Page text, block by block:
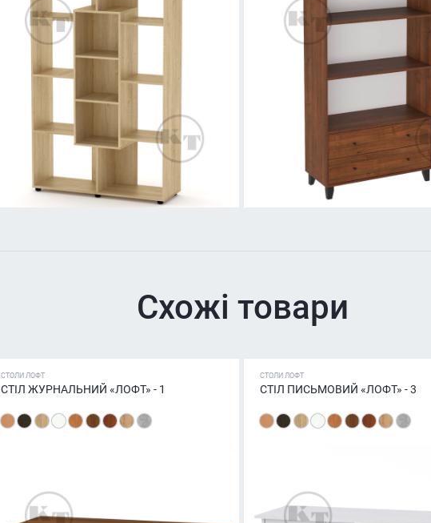
Схожі товари
СТОЛИ ЛОФТ
СТІЛ ЖУРНАЛЬНИЙ «ЛОФТ» - 1
СТОЛИ ЛОФТ
СТІЛ ПИСЬМОВИЙ «ЛОФТ» - 3